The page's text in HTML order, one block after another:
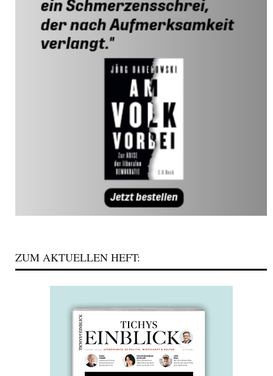
ZUM AKTUELLEN HEFT: